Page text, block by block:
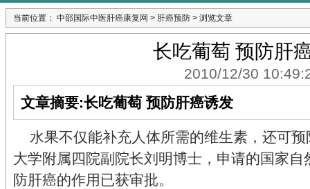
当前位置： 中部国际中医肝癌康复网 > 肝癌预防 > 浏览文章
长吃葡萄 预防肝
2010/12/30
文章摘要:长吃葡萄 预防肝癌诱发
水果不仅能补充人体所需的维生素，还可预
大学附属四院副院长刘明博士，申请的国家
防肝癌的作用已获审批。